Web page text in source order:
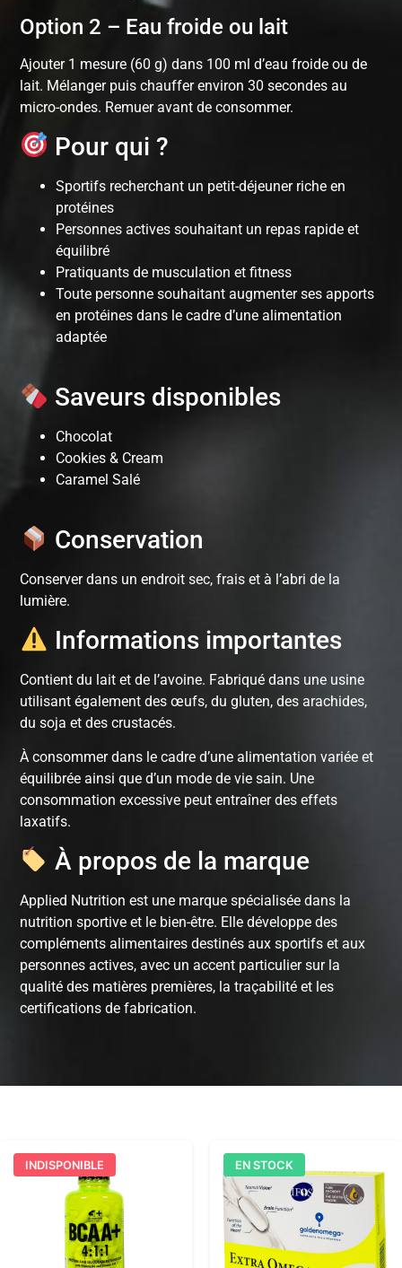
Option 2 – Eau froide ou lait
Ajouter 1 mesure (60 g) dans 100 ml d’eau froide ou de
lait. Mélanger puis chauffer environ 30 secondes au
micro-ondes. Remuer avant de consommer.
Pour qui ?
Sportifs recherchant un petit-déjeuner riche en
protéines
Personnes actives souhaitant un repas rapide et
équilibré
Pratiquants de musculation et fitness
Toute personne souhaitant augmenter ses apports
en protéines dans le cadre d’une alimentation
adaptée
Saveurs disponibles
Chocolat
Cookies & Cream
Caramel Salé
Conservation
Conserver dans un endroit sec, frais et à l’abri de la
lumière.
Informations importantes
Contient du lait et de l’avoine. Fabriqué dans une usine
utilisant également des œufs, du gluten, des arachides,
du soja et des crustacés.
À consommer dans le cadre d’une alimentation variée et
équilibrée ainsi que d’un mode de vie sain. Une
consommation excessive peut entraîner des effets
laxatifs.
À propos de la marque
Applied Nutrition est une marque spécialisée dans la
nutrition sportive et le bien-être. Elle développe des
compléments alimentaires destinés aux sportifs et aux
personnes actives, avec un accent particulier sur la
qualité des matières premières, la traçabilité et les
certifications de fabrication.
INDISPONIBLE EN STOCK